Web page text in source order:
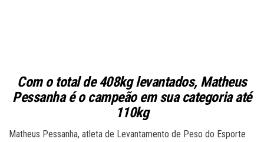
Com o total de 408kg levantados, Matheus
Pessanha é o campeão em sua categoria até
110kg
Matheus Pessanha, atleta de Levantamento de Peso do Esporte